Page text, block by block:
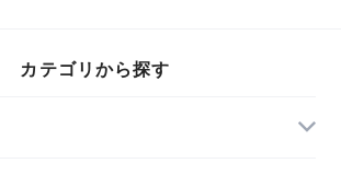
カテゴリから探す